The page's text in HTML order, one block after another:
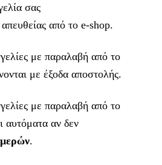
σας
από το e-shop.
με παραλαβή από το
με έξοδα αποστολής.
με παραλαβή από το
αυτόματα αν δεν
.